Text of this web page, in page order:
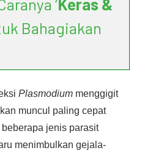
‘Keras &
Bahagiakan
Plasmodium menggigit
muncul paling cepat
jenis parasit
menimbulkan gejala-